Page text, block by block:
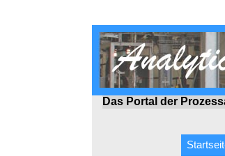
Das Portal der